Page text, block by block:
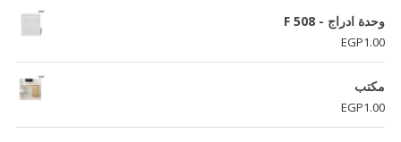
وحدة ادراج - F 508
EGP1.00
مكتب
EGP1.00